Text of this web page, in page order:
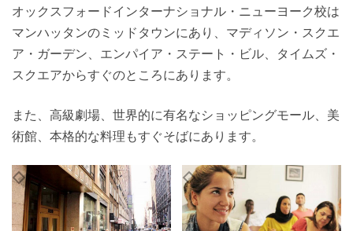
オックスフォードインターナショナル・ニューヨーク校は
マンハッタンのミッドタウンにあり、マディソン・スクエ
ア・ガーデン、エンパイア・ステート・ビル、タイムズ・
スクエアからすぐのところにあります。
また、高級劇場、世界的に有名なショッピングモール、美
術館、本格的な料理もすぐそばにあります。